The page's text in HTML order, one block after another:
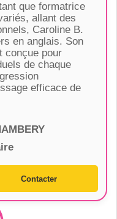
que formatrice
allant des
Caroline B.
en anglais. Son
conçue pour
de chaque
efficace de
Contacter